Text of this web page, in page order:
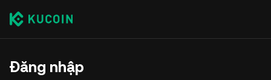
Đăng nhập